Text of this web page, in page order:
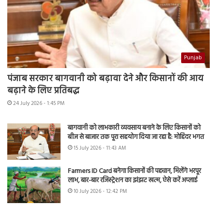
Punjab
पंजाब सरकार बागवानी को बढ़ावा देने और किसानों की आय
बढ़ाने के लिए प्रतिबद्ध
24 July 2026 - 1:45 PM
बागवानी को लाभकारी व्यवसाय बनाने के लिए किसानों को
बीज से बाजार तक पूरा सहयोग दिया जा रहा है: मोहिंदर भगत
15 July 2026 - 11:43 AM
Farmers ID Card बनेगा किसानों की पहचान, मिलेंगे भरपूर
लाभ, बार-बार रजिस्ट्रेशन का झंझट खत्म, ऐसे करें अप्लाई
10 July 2026 - 12:42 PM